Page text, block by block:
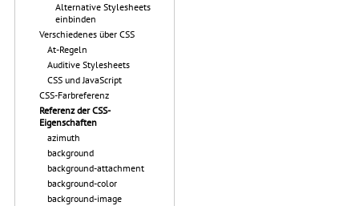
Alternative Stylesheets
einbinden
Verschiedenes über CSS
At-Regeln
Auditive Stylesheets
CSS und JavaScript
CSS-Farbreferenz
Referenz der CSS-
Eigenschaften
azimuth
background
background-attachment
background-color
background-image